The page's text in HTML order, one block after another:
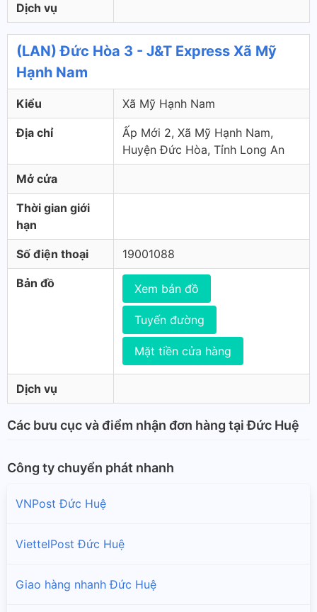
Dịch vụ
(LAN) Đức Hòa 3 - J&T Express Xã Mỹ
Hạnh Nam
Kiểu Xã Mỹ Hạnh Nam
Địa chỉ
Ấp Mới 2, Xã Mỹ Hạnh Nam,
Huyện Đức Hòa, Tỉnh Long An
Mở cửa
Thời gian giới
hạn
Số điện thoại 19001088
Bản đồ Xem bản đồ
Tuyến đường
Mặt tiền cửa hàng
Dịch vụ
Các bưu cục và điểm nhận đơn hàng tại Đức Huệ
Công ty chuyển phát nhanh
VNPost Đức Huệ
ViettelPost Đức Huệ
Giao hàng nhanh Đức Huệ